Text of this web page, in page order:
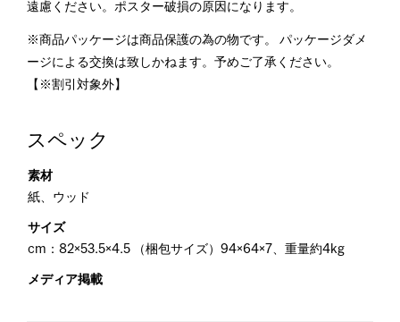
遠慮ください。ポスター破損の原因になります。
※商品パッケージは商品保護の為の物です。 パッケージダメ
ージによる交換は致しかねます。予めご了承ください。
【※割引対象外】
スペック
素材
紙、ウッド
サイズ
cm：82×53.5×4.5 （梱包サイズ）94×64×7、重量約4kg
メディア掲載